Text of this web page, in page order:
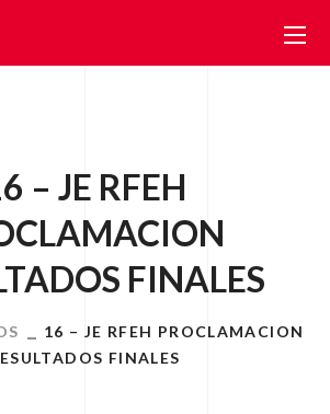
– JE RFEH
FINALES
16 – JE RFEH PROCLAMACION
FINALES